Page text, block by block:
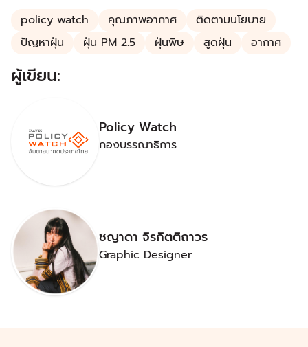
policy watch คุณภาพอากาศ
ติดตามนโยบาย
ปัญหาฝุ่น
ฝุ่น PM 2.5 ฝุ่นพิษ สูดฝุ่น อากาศ
ผู้เขียน:
Policy Watch
กองบรรณาธิการ
ชญาดา จิรกิตติถาวร
Graphic Designer